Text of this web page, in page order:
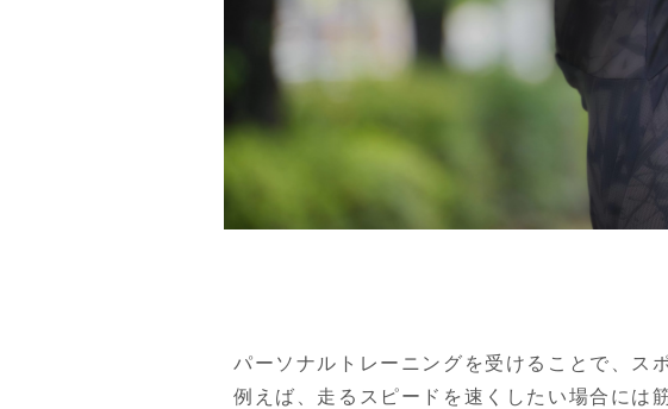
パーソナルトレーニングを受けることで、ス
例えば、走るスピードを速くしたい場合には